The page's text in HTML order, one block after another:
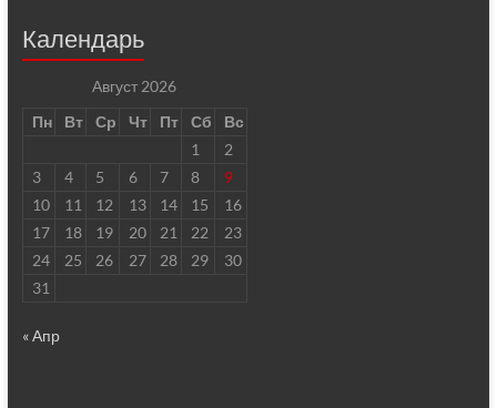
Календарь
Август 2026
Пн
Вт Ср Чт Пт Сб
Вс
1
2
3
4 5 6 7 8
9
10
11 12 13 14 15
16
17
18 19 20 21 22
23
24
25 26 27 28 29
30
31
« Апр